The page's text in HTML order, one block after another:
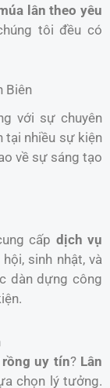
lân theo yêu
tôi đều có
Biên
với sự chuyên
tại nhiều sự kiện
về sự sáng tạo
cấp dịch vụ
sinh nhật, và
dàn dựng công
uy tín? Lân
chọn lý tưởng.